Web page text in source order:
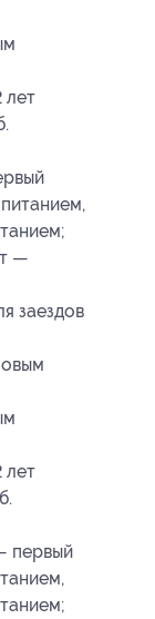
лет
—
заездов
лет
первый